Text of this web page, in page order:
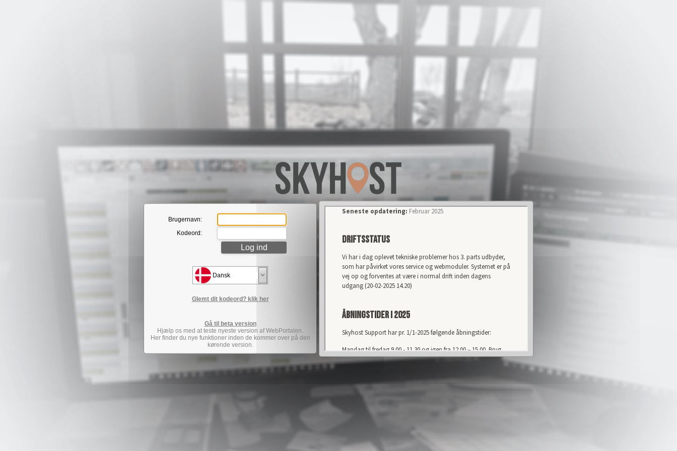
Brugernavn:
Kodeord:
Glemt dit kodeord? klik her
Gå til beta version
Hjælp os med at teste nyeste version af WebPortalen.
Her finder du nye funktioner inden de kommer over på den
kørende version.